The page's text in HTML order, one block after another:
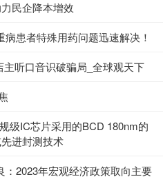
民企降本增效
病患者特殊用药问题迅速解决！
冒充老师订购330杯奶茶 店主听口音识破骗局_全球观天下
级IC芯片采用的BCD 180nm的
进封测技术
2023年宏观经济政策取向主要